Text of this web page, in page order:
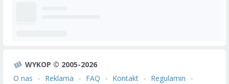
WYKOP © 2005-2026
O nas
Reklama FAQ Kontakt Regulamin